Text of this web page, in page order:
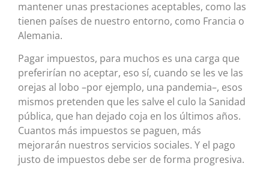
mantener unas prestaciones aceptables, como las
tienen países de nuestro entorno, como Francia o
Alemania.
Pagar impuestos, para muchos es una carga que
preferirían no aceptar, eso sí, cuando se les ve las
orejas al lobo –por ejemplo, una pandemia–, esos
mismos pretenden que les salve el culo la Sanidad
pública, que han dejado coja en los últimos años.
Cuantos más impuestos se paguen, más
mejorarán nuestros servicios sociales. Y el pago
justo de impuestos debe ser de forma progresiva.